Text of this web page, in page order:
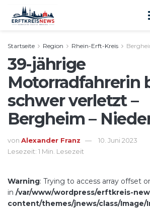
Startseite Region Rhein-Erft-Kreis
39-jährige
Motorradfahrerin
schwer verletzt –
Bergheim –
von Alexander Franz
10. Juni 2023
Lesezeit: 1 Min. Lesezeit
Warning: Trying to access array offset
in /var/www/wordpress/erftkreis-
content/themes/jnews/class/Image/